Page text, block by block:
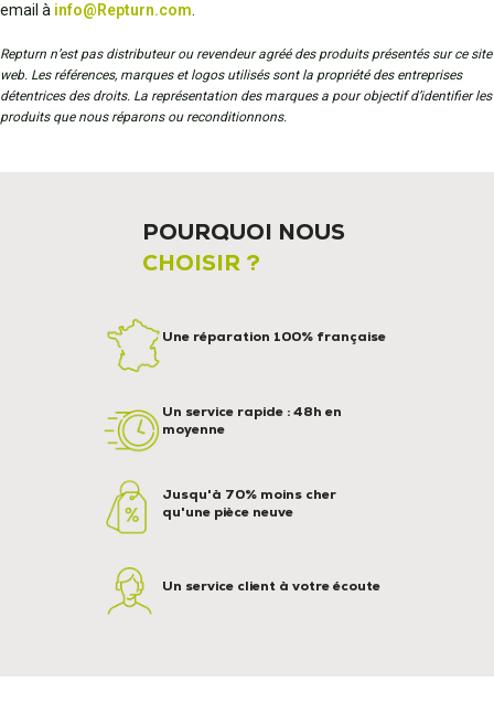
email à info@Repturn.com
Repturn n’est pas distributeur ou revendeur agréé des produits présentés sur ce site
web. Les références, marques et logos utilisés sont la propriété des entreprises
détentrices des droits. La représentation des marques a pour objectif d’identifier les
produits que nous réparons ou reconditionnons.
POURQUOI NOUS
CHOISIR ?
Une réparation 100% française
Un service rapide : 48h en
moyenne
Jusqu'à 70% moins cher
qu'une pièce neuve
Un service client à votre écoute